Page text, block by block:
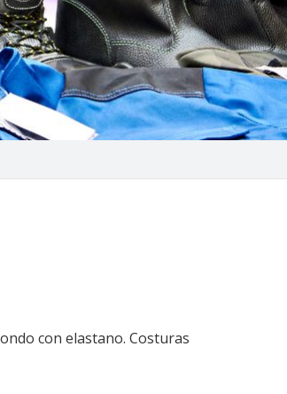
con elastano. Costuras